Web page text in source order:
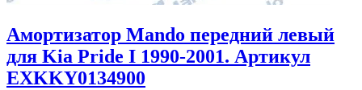
Амортизатор Mando передний левый
для Kia Pride I 1990-2001. Артикул
EXKKY0134900